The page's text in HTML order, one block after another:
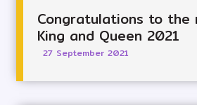
Congratulations to the
King and Queen 2021
27 September 2021